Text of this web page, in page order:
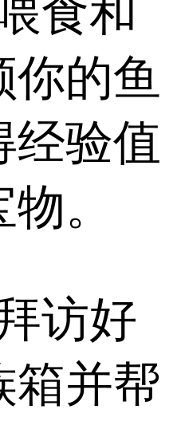
食和
的鱼
经验值
。
访好
箱并帮